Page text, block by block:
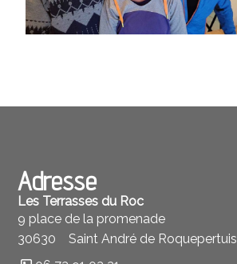
Adresse
Les Terrasses du Roc
9 place de la promenade
30630
Saint André de Roquepertuis